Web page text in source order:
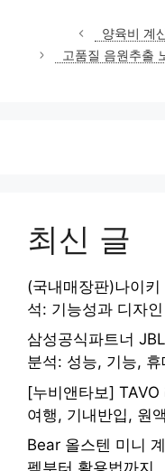
양육비 계
고품질 음원추출
최신 글
(국내매장판)나이
석: 기능성과 디자
삼성공식파트너
분석: 성능, 기능,
[누비앤타보]
여행, 기내반입, 원
Bear 올스텐 미니